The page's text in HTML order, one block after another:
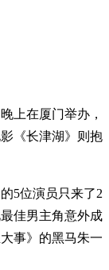
上在厦门举办，
《长津湖》则抱
5位演员只来了2
佳男主角意外成
事》的黑马朱一